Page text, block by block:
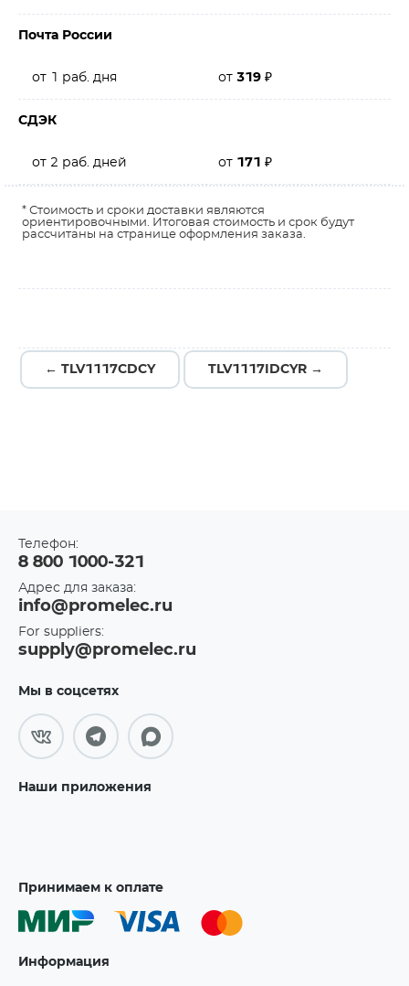
Почта России
от 1 раб. дня от 319 ₽
СДЭК
от 2 раб. дней от 171 ₽
* Стоимость и сроки доставки являются
ориентировочными. Итоговая стоимость и срок будут
рассчитаны на странице оформления заказа.
← TLV1117CDCY TLV1117IDCYR →
Телефон:
8 800 1000-321
Адрес для заказа:
info@promelec.ru
For suppliers:
supply@promelec.ru
Мы в соцсетях
Наши приложения
Принимаем к оплате
Информация